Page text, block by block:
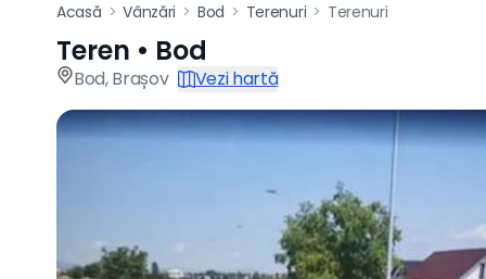
Acasă > Vânzări > Bod > Terenuri > Terenuri
Teren de vânzare
Teren • Bod
Bod,Brașov Vezi hartă